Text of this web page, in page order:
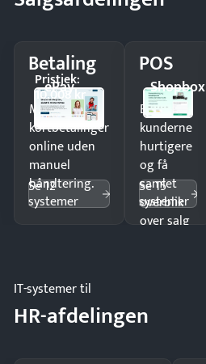
Betaling
ePay
Pristjek:
10.008 kr
Modtag
kortbetalinger
online uden
manuel
håndtering.
Se 12
systemer
POS
Shopbox
Ekspedér
kunderne
hurtigere
og få
samlet
overblik
over salg
Se 15
systemer
IT-systemer til
HR-afdelingen